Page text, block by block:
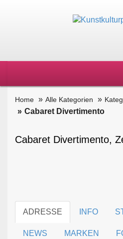
Home Alle Kategorien
Cabaret Divertimento
Cabaret Divertimento,
ADRESSE INFO
NEWS MARKEN